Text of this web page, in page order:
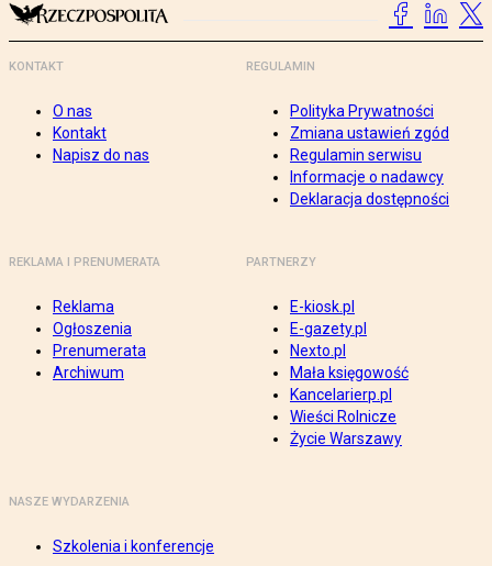
KONTAKT
O nas
Kontakt
Napisz do nas
REGULAMIN
Polityka Prywatności
Zmiana ustawień zgód
Regulamin serwisu
Informacje o nadawcy
Deklaracja dostępności
REKLAMA I PRENUMERATA
Reklama
Ogłoszenia
Prenumerata
Archiwum
PARTNERZY
E-kiosk.pl
E-gazety.pl
Nexto.pl
Mała księgowość
Kancelarierp.pl
Wieści Rolnicze
Życie Warszawy
NASZE WYDARZENIA
Szkolenia i konferencje